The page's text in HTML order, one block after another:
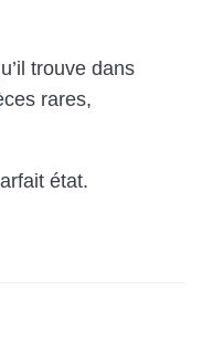
trouve dans
rares,
état.